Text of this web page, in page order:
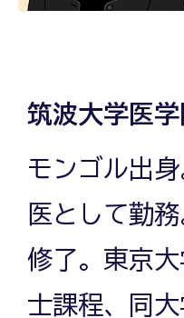
筑波大学医
モンゴル出
医として勤
修了。東京
士課程、同